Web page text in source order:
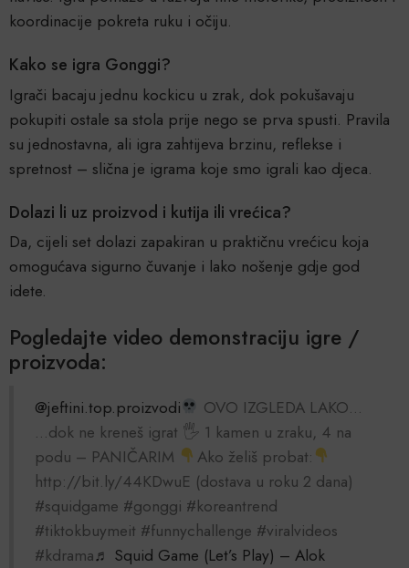
koordinacije pokreta ruku i očiju.
Kako se igra Gonggi?
Igrači bacaju jednu kockicu u zrak, dok pokušavaju
pokupiti ostale sa stola prije nego se prva spusti. Pravila
su jednostavna, ali igra zahtijeva brzinu, reflekse i
spretnost – slična je igrama koje smo igrali kao djeca.
Dolazi li uz proizvod i kutija ili vrećica?
Da, cijeli set dolazi zapakiran u praktičnu vrećicu koja
omogućava sigurno čuvanje i lako nošenje gdje god
idete.
Pogledajte video demonstraciju igre /
proizvoda:
@jeftini.top.proizvodi
OVO IZGLEDA LAKO…
…dok ne kreneš igrat 🖐 1 kamen u zraku, 4 na
podu – PANIČARIM
Ako želiš probat:
http://bit.ly/44KDwuE (dostava u roku 2 dana)
#squidgame #gonggi #koreantrend
#tiktokbuymeit #funnychallenge #viralvideos
#kdrama♬ Squid Game (Let’s Play) – Alok